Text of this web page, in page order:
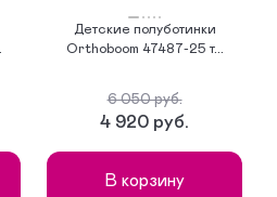
Детские полуботинки
Orthoboom 47487-25 т...
6 050 руб.
4 920 руб.
В корзину